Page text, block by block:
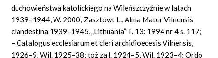
duchowieństwa katolickiego na Wileńszczyźnie w latach
1939–1944, W. 2000; Zasztowt L., Alma Mater Vilnensis
clandestina 1939–1945, „Lithuania” T. 13: 1994 nr 4 s. 117;
– Catalogus ecclesiarum et cleri archidioecesis Vilnensis,
1926–9, Wil. 1925–38; toż za l. 1924–5, Wil. 1923–4; Ordo